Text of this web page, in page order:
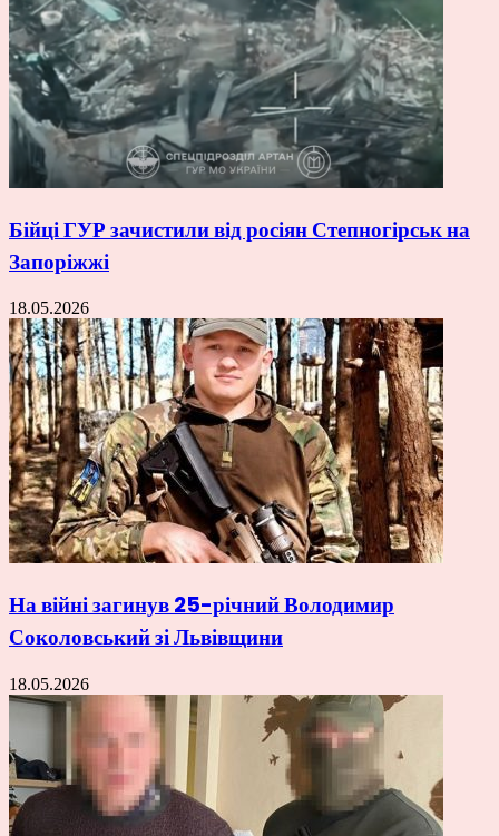
Бійці ГУР зачистили від росіян Степногірськ на
Запоріжжі
18.05.2026
На війні загинув 25-річний Володимир
Соколовський зі Львівщини
18.05.2026